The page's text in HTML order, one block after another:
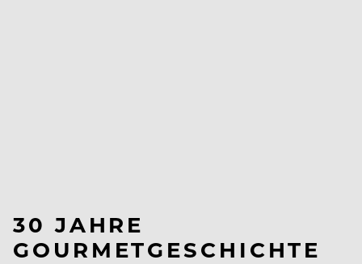
30 JAHRE
GOURMETGESCHICHTE